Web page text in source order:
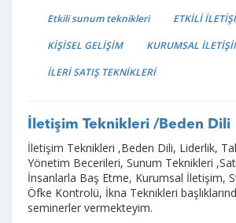
Etkili sunum teknikleri
ETKİLİ
KİŞİSEL GELİŞİM
KURUMSAL
İLERİ SATIŞ TEKNİKLERİ
İletişim Teknikleri /Beden Dili
İletişim Teknikleri ,Beden Dili, Liderlik,
Yönetim Becerileri, Sunum Teknikleri
İnsanlarla Baş Etme, Kurumsal İletişim,
Öfke Kontrolü, İkna Teknikleri
seminerler vermekteyim.